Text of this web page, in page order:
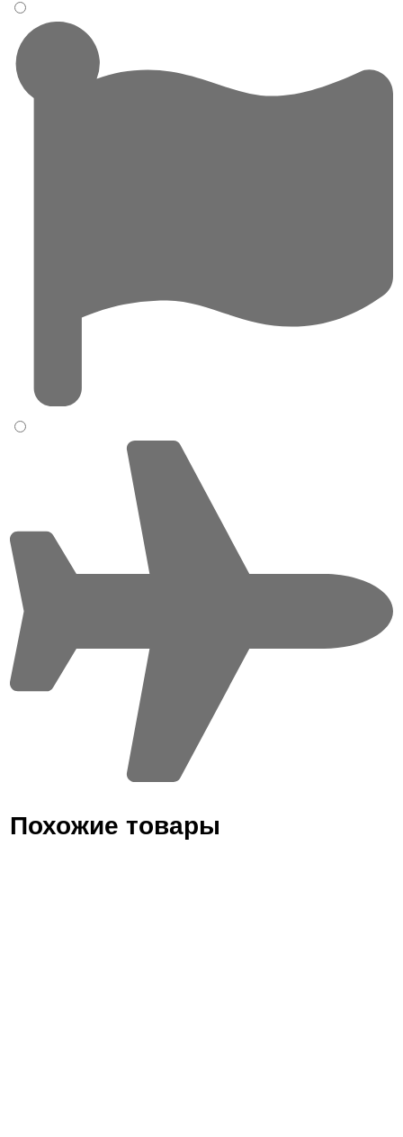
Похожие товары